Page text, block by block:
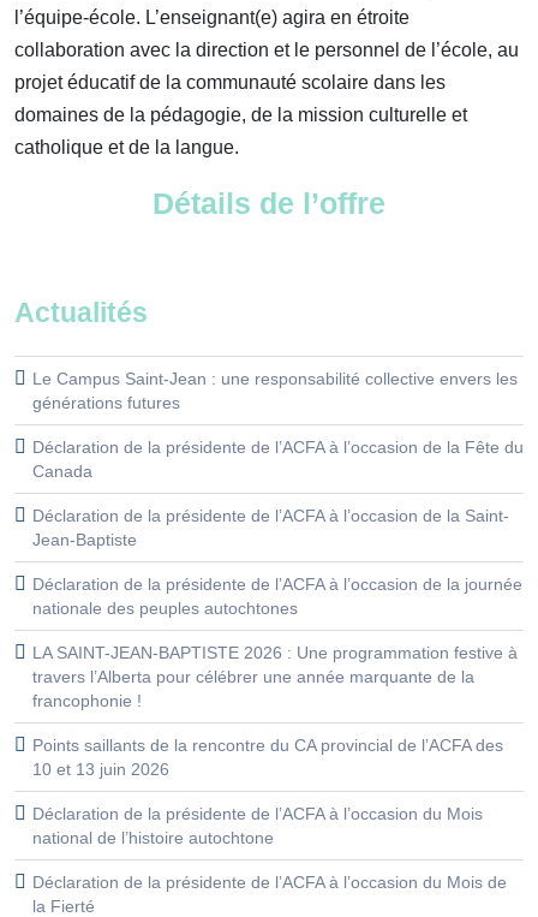
l’équipe-école. L’enseignant(e) agira en étroite
collaboration avec la direction et le personnel de l’école, au
projet éducatif de la communauté scolaire dans les
domaines de la pédagogie, de la mission culturelle et
catholique et de la langue.
Détails de l’offre
Actualités
Le Campus Saint-Jean : une responsabilité collective envers les
générations futures
Déclaration de la présidente de l’ACFA à l’occasion de la Fête du
Canada
Déclaration de la présidente de l’ACFA à l’occasion de la Saint-
Jean-Baptiste
Déclaration de la présidente de l’ACFA à l’occasion de la journée
nationale des peuples autochtones
LA SAINT-JEAN-BAPTISTE 2026 : Une programmation festive à
travers l’Alberta pour célébrer une année marquante de la
francophonie !
Points saillants de la rencontre du CA provincial de l’ACFA des
10 et 13 juin 2026
Déclaration de la présidente de l’ACFA à l’occasion du Mois
national de l’histoire autochtone
Déclaration de la présidente de l’ACFA à l’occasion du Mois de
la Fierté